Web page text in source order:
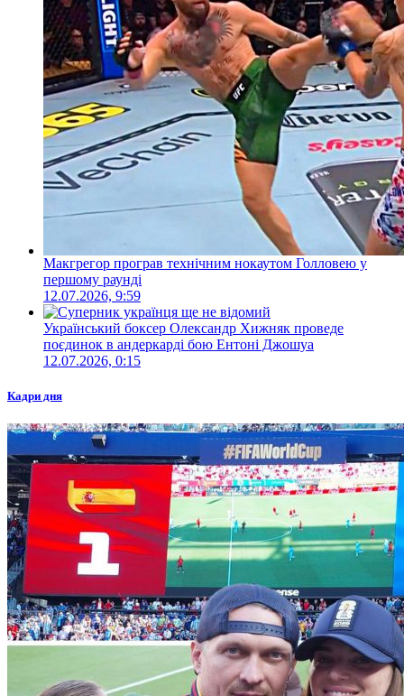
Макгрегор програв технічним нокаутом Голловею у
першому раунді
12.07.2026, 9:59
Український боксер Олександр Хижняк проведе
поєдинок в андеркарді бою Ентоні Джошуа
12.07.2026, 0:15
Кадри дня